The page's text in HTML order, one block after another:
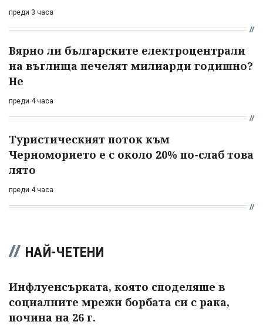
преди 3 часа
Вярно ли българските електроцентрали
на въглища печелят милиарди годишно?
Не
преди 4 часа
Туристическият поток към
Черноморието е с около 20% по-слаб това
лято
преди 4 часа
НАЙ-ЧЕТЕНИ
Инфлуенсърката, която споделяше в
социалните мрежи борбата си с рака,
почина на 26 г.